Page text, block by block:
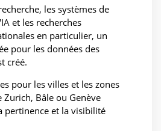
les systèmes de
et les recherches
en particulier, un
pour les données des
créé.
pour les villes et les zones
Bâle ou Genève
pertinence et la visibilité